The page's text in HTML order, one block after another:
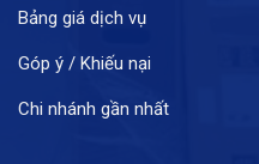
Bảng giá dịch vụ
Góp ý / Khiếu nại
Chi nhánh gần nhất